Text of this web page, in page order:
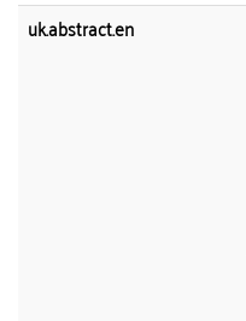
uk.abstract.en